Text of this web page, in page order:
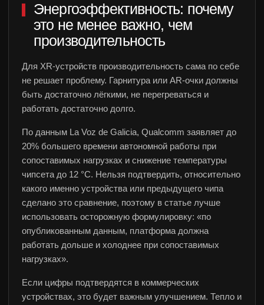
Энергоэффективность: почему
это не менее важно, чем
производительность
Для XR-устройств производительность сама по себе
не решает проблему. Гарнитура или AR-очки должны
быть достаточно лёгкими, не перегреваться и
работать достаточно долго.
По данным La Voz de Galicia, Qualcomm заявляет до
20% большего времени автономной работы при
сопоставимых нагрузках и снижение температуры
чипсета до 12 °C. Нельзя подтвердить, относительно
какого именно устройства или предыдущего чипа
сделано это сравнение, поэтому в статье лучше
использовать осторожную формулировку: «по
опубликованным данным, платформа должна
работать дольше и холоднее при сопоставимых
нагрузках».
Если цифры подтвердятся в коммерческих
устройствах, это будет важным улучшением. Тепло и